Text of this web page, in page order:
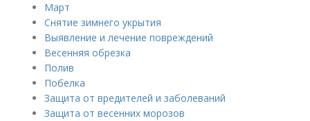
Март
Снятие зимнего укрытия
Выявление и лечение повреждений
Весенняя обрезка
Полив
Побелка
Защита от вредителей и заболеваний
Защита от весенних морозов